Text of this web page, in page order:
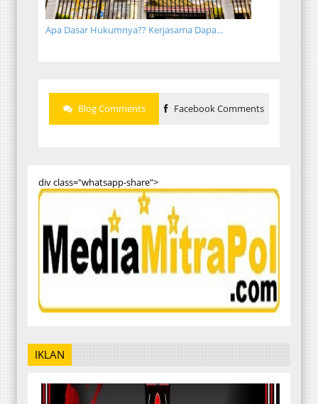
Apa Dasar Hukumnya?? Kerjasama Dapa...
Blog Comments Facebook Comments
div class="whatsapp-share">
IKLAN